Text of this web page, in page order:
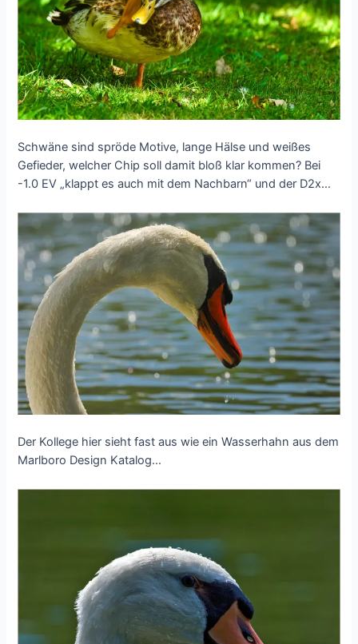
Schwäne sind spröde Motive, lange Hälse und weißes
Gefieder, welcher Chip soll damit bloß klar kommen? Bei
-1.0 EV „klappt es auch mit dem Nachbarn“ und der D2x…
Der Kollege hier sieht fast aus wie ein Wasserhahn aus dem
Marlboro Design Katalog…